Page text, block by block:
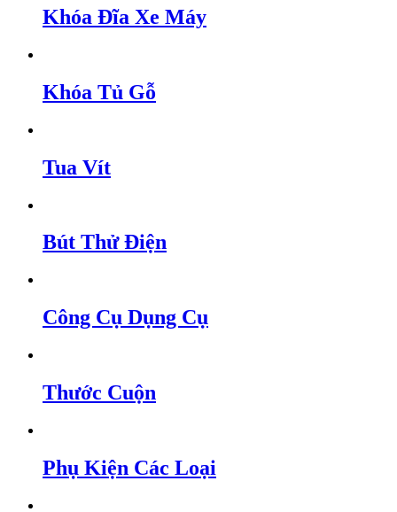
Khóa Đĩa Xe Máy
Khóa Tủ Gỗ
Tua Vít
Bút Thử Điện
Công Cụ Dụng Cụ
Thước Cuộn
Phụ Kiện Các Loại